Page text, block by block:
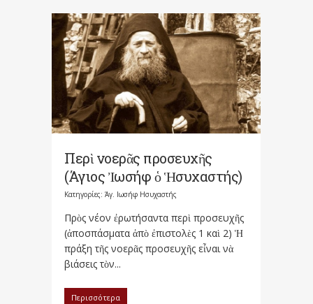
Περὶ νοερᾶς προσευχῆς
(Άγιος Ἰωσήφ ὁ Ἡσυχαστής)
Κατηγορίες: Άγ. Ιωσήφ Ησυχαστής
Πρὸς νέον ἐρωτήσαντα περὶ προσευχῆς
(ἀποσπάσματα ἀπὸ ἐπιστολὲς 1 καὶ 2) Ἡ
πράξη τῆς νοερᾶς προσευχῆς εἶναι νὰ
βιάσεις τὸν...
Περισσότερα